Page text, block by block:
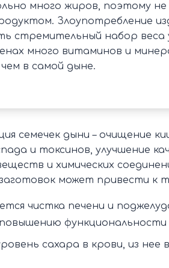
много жиров, поэтому
Злоупотребление
стремительный набор веса
много витаминов и
в самой дыне.
семечек дыни – очищение
и токсинов, улучшение
и химических
может привести к
чистка печени и
функциональности
сахара в крови, из нее